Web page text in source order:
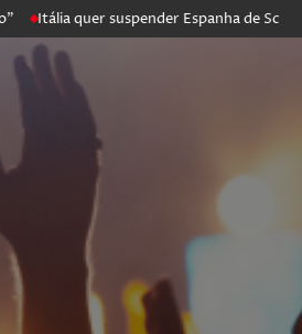
Itália quer suspender Espanha de